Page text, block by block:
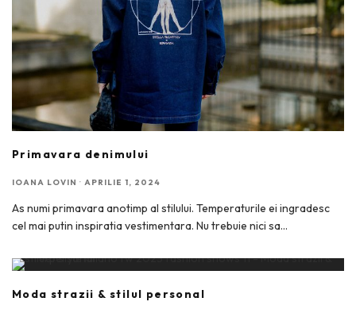
Primavara denimului
IOANA LOVIN · APRILIE 1, 2024
As numi primavara anotimp al stilului. Temperaturile ei ingradesc
cel mai putin inspiratia vestimentara. Nu trebuie nici sa...
Moda strazii & stilul personal